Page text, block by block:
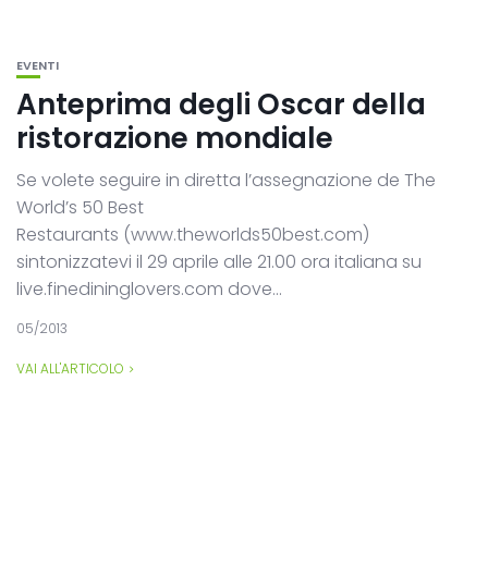
EVENTI
Anteprima degli Oscar della
ristorazione mondiale
Se volete seguire in diretta l’assegnazione de The
World’s 50 Best
Restaurants (www.theworlds50best.com)
sintonizzatevi il 29 aprile alle 21.00 ora italiana su
live.finedininglovers.com dove...
05/2013
VAI ALL'ARTICOLO